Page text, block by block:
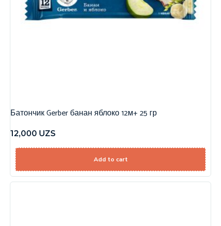
Батончик Gerber банан яблоко 12м+ 25 гр
12,000 UZS
Add to cart